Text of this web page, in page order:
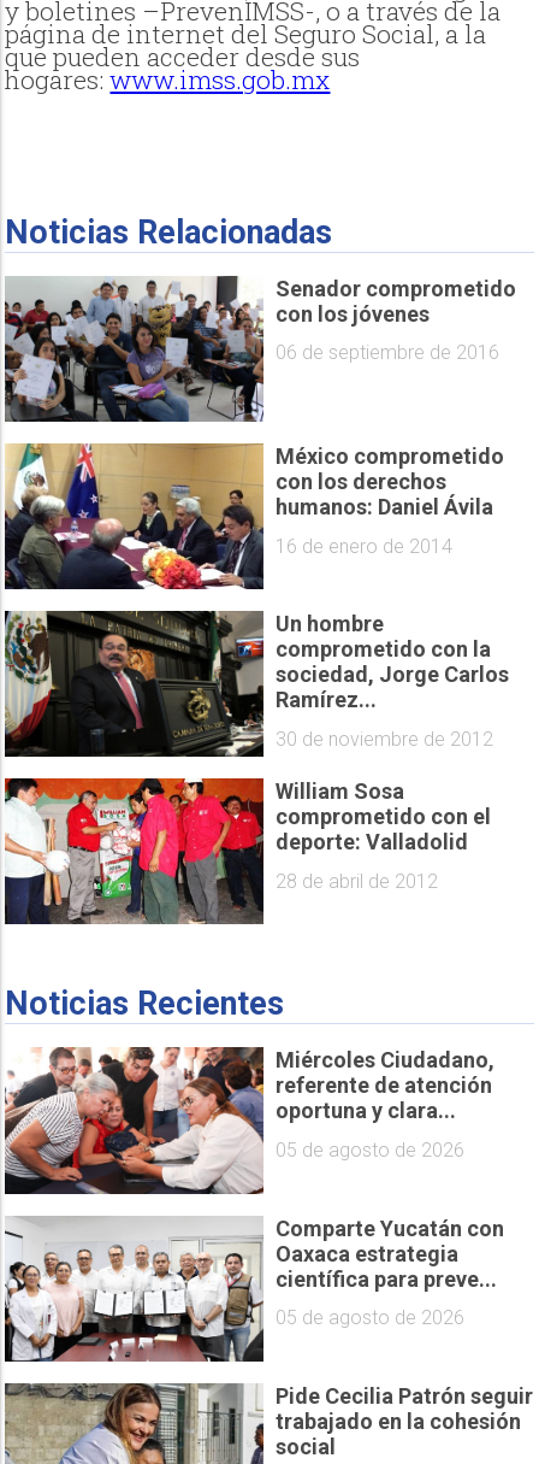
y boletines –PrevenIMSS-, o a través de la
página de internet del Seguro Social, a la
que pueden acceder desde sus
hogares: www.imss.gob.mx
Noticias Relacionadas
Senador comprometido
con los jóvenes
06 de septiembre de 2016
México comprometido
con los derechos
humanos: Daniel Ávila
16 de enero de 2014
Un hombre
comprometido con la
sociedad, Jorge Carlos
Ramírez...
30 de noviembre de 2012
William Sosa
comprometido con el
deporte: Valladolid
28 de abril de 2012
Noticias Recientes
Miércoles Ciudadano,
referente de atención
oportuna y clara...
05 de agosto de 2026
Comparte Yucatán con
Oaxaca estrategia
científica para preve...
05 de agosto de 2026
Pide Cecilia Patrón seguir
trabajado en la cohesión
social